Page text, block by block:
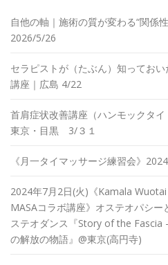
自他の軸｜施術の質が変わる“関係
2026/5/26
セラピストが（たぶん）知ってお
講座｜広島 4/22
首肩症状改善講座（ハンモックタ
東京・目黒 3/３１
《月一タイマッサージ練習会》
2024年7月2日(火)《Kamala
MASAコラボ講座》オステオパシ
ステオダンス『Story of the Fascia
の解放の物語』@東京(高円寺)